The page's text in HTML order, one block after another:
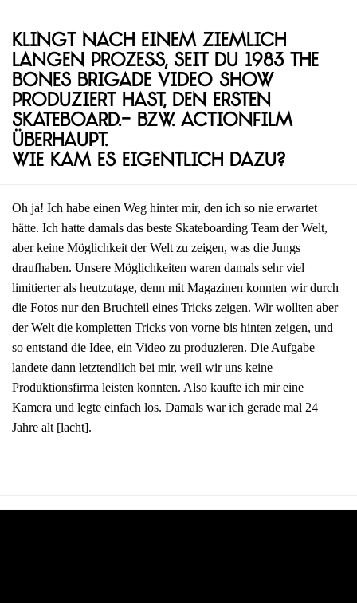
Klingt nach einem ziemlich
langen Prozess, seit du 1983 The
Bones Brigade Video Show
produziert hast, den ersten
Skateboard.- bzw. Actionfilm
überhaupt.
Wie kam es eigentlich dazu?
Oh ja! Ich habe einen Weg hinter mir, den ich so nie erwartet
hätte. Ich hatte damals das beste Skateboarding Team der Welt,
aber keine Möglichkeit der Welt zu zeigen, was die Jungs
draufhaben. Unsere Möglichkeiten waren damals sehr viel
limitierter als heutzutage, denn mit Magazinen konnten wir durch
die Fotos nur den Bruchteil eines Tricks zeigen. Wir wollten aber
der Welt die kompletten Tricks von vorne bis hinten zeigen, und
so entstand die Idee, ein Video zu produzieren. Die Aufgabe
landete dann letztendlich bei mir, weil wir uns keine
Produktionsfirma leisten konnten. Also kaufte ich mir eine
Kamera und legte einfach los. Damals war ich gerade mal 24
Jahre alt [lacht].